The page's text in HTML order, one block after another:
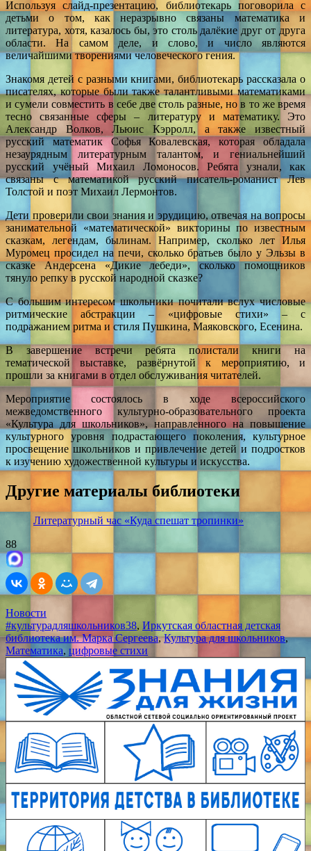
Используя слайд-презентацию, библиотекарь поговорила с
детьми о том, как неразрывно связаны математика и
литература, хотя, казалось бы, это столь далёкие друг от друга
области. На самом деле, и слово, и число являются
величайшими творениями человеческого гения.
Знакомя детей с разными книгами, библиотекарь рассказала о
писателях, которые были также талантливыми математиками
и сумели совместить в себе две столь разные, но в то же время
тесно связанные сферы – литературу и математику. Это
Александр Волков, Льюис Кэрролл, а также известный
русский математик Софья Ковалевская, которая обладала
незаурядным литературным талантом, и гениальнейший
русский учёный Михаил Ломоносов. Ребята узнали, как
связаны с математикой русский писатель-романист Лев
Толстой и поэт Михаил Лермонтов.
Дети проверили свои знания и эрудицию, отвечая на вопросы
занимательной «математической» викторины по известным
сказкам, легендам, былинам. Например, сколько лет Илья
Муромец просидел на печи, сколько братьев было у Эльзы в
сказке Андерсена «Дикие лебеди», сколько помощников
тянуло репку в русской народной сказке?
С большим интересом школьники почитали вслух числовые
ритмические абстракции – «цифровые стихи» – с
подражанием ритма и стиля Пушкина, Маяковского, Есенина.
В завершение встречи ребята полистали книги на
тематической выставке, развёрнутой к мероприятию, и
прошли за книгами в отдел обслуживания читателей.
Мероприятие состоялось в ходе всероссийского
межведомственного культурно-образовательного проекта
«Культура для школьников», направленного на повышение
культурного уровня подрастающего поколения, культурное
просвещение школьников и привлечение детей и подростков
к изучению художественной культуры и искусства.
Другие материалы библиотеки
Литературный час «Куда спешат тропинки»
88
Новости
#культурадляшкольников38, Иркутская областная детская
библиотека им. Марка Сергеева,Культура для школьников,
Математика, цифровые стихи